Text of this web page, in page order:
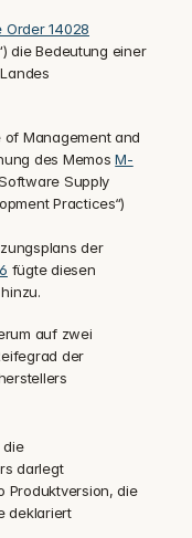
Order 14028
die Bedeutung einer
Management and
des Memos M-
Supply
Practices“)
der
fügte diesen
auf zwei
der
die
darlegt
Produktversion, die
deklariert